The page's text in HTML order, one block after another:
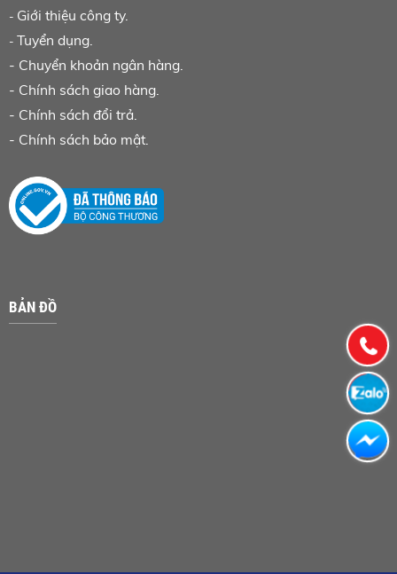
- Giới thiệu công ty.
- Tuyển dụng.
- Chuyển khoản ngân hàng.
- Chính sách giao hàng.
- Chính sách đổi trả.
- Chính sách bảo mật.
BẢN ĐỒ